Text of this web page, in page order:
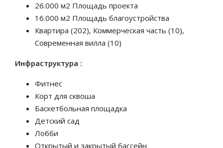
26.000 м2 Площадь проекта
16.000 м2 Площадь благоустройства
Квартира (202), Коммерческая часть (10),
Современная вилла (10)
Инфраструктура :
Фитнес
Корт для сквоша
Баскетбольная площадка
Детский сад
Лобби
Открытый и закрытый бассейн